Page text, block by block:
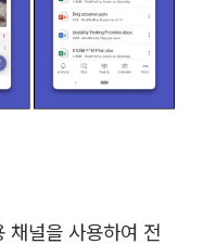
채널을 사용하여 전